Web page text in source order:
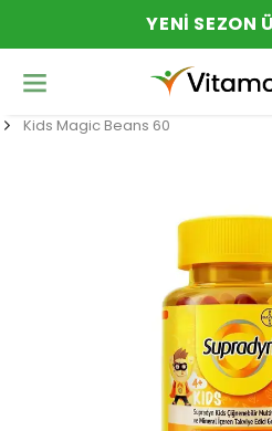
YENI SEZON
Kids Magic Beans 60